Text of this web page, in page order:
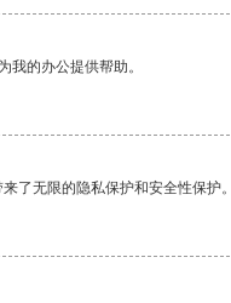
我的办公提供帮助。
了无限的隐私保护和安全性保护